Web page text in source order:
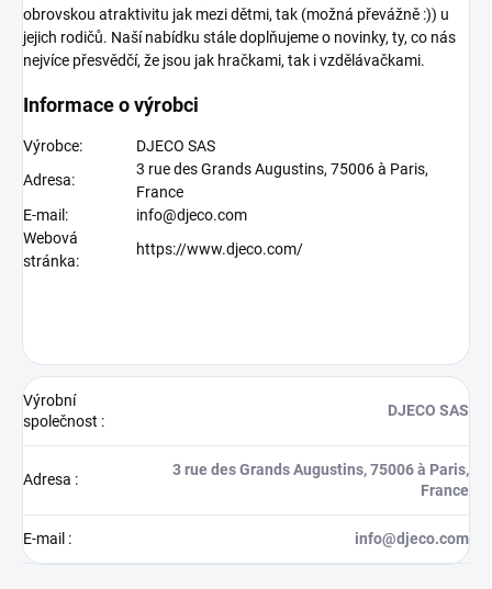
obrovskou atraktivitu jak mezi dětmi, tak (možná převážně :)) u
jejich rodičů. Naší nabídku stále doplňujeme o novinky, ty, co nás
nejvíce přesvědčí, že jsou jak hračkami, tak i vzdělávačkami.
Informace o výrobci
Výrobce:
DJECO SAS
Adresa:
3 rue des Grands Augustins, 75006 à Paris,
France
E-mail:
info@djeco.com
Webová
stránka:
https://www.djeco.com/
Výrobní
společnost :
DJECO SAS
Adresa :
3 rue des Grands Augustins, 75006 à Paris,
France
E-mail : info@djeco.com